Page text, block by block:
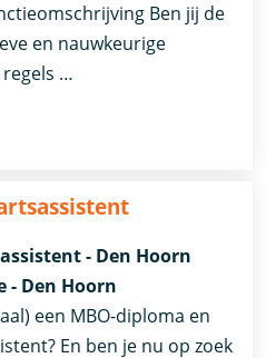
Ben jij de
en nauwkeurige
…
- Den Hoorn
- Den Hoorn
een MBO-diploma en
En ben je nu op zoek